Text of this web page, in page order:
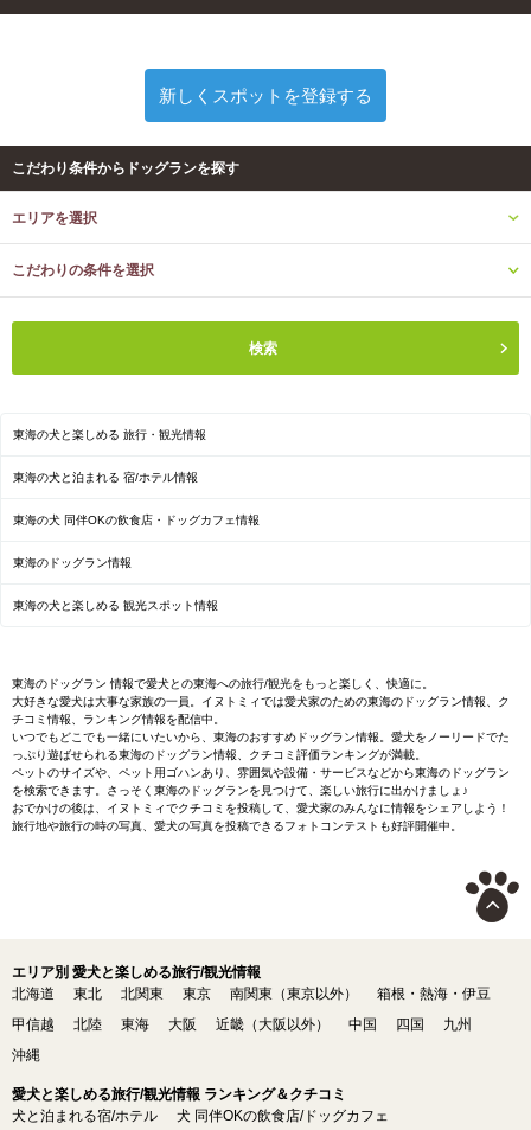
新しくスポットを登録する
こだわり条件からドッグランを探す
エリアを選択
こだわりの条件を選択
東海の犬と楽しめる 旅行・観光情報
東海の犬と泊まれる 宿/ホテル情報
東海の犬 同伴OKの飲食店・ドッグカフェ情報
東海のドッグラン情報
東海の犬と楽しめる 観光スポット情報
東海のドッグラン 情報で愛犬との東海への旅行/観光をもっと楽しく、快適に。
大好きな愛犬は大事な家族の一員。イヌトミィでは愛犬家のための東海のドッグラン情報、ク
チコミ情報、ランキング情報を配信中。
いつでもどこでも一緒にいたいから、東海のおすすめドッグラン情報。愛犬をノーリードでた
っぷり遊ばせられる東海のドッグラン情報、クチコミ評価ランキングが満載。
ペットのサイズや、ペット用ゴハンあり、雰囲気や設備・サービスなどから東海のドッグラン
を検索できます。さっそく東海のドッグランを見つけて、楽しい旅行に出かけましょ♪
おでかけの後は、イヌトミィでクチコミを投稿して、愛犬家のみんなに情報をシェアしよう！
旅行地や旅行の時の写真、愛犬の写真を投稿できるフォトコンテストも好評開催中。
エリア別 愛犬と楽しめる旅行/観光情報
北海道
東北 北関東 東京 南関東（東京以外）
箱根・熱海・伊豆
甲信越
北陸 東海 大阪 近畿（大阪以外） 中国 四国
九州
沖縄
愛犬と楽しめる旅行/観光情報 ランキング＆クチコミ
犬と泊まれる宿/ホテル
犬 同伴OKの飲食店/ドッグカフェ